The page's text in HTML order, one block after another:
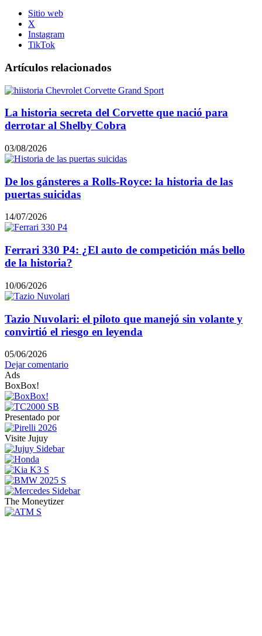
Sitio web
X
Instagram
TikTok
Artículos relacionados
La historia secreta del Corvette que nació para
derrotar al Shelby Cobra
03/08/2026
De los gánsteres a Rolls-Royce: la historia de las
puertas suicidas
14/07/2026
Ferrari 330 P4: ¿El auto de competición más bello
de la historia?
10/06/2026
Tazio Nuvolari: el piloto que manejó sin volante y
convirtió el riesgo en leyenda
05/06/2026
Dejar comentario
Ads
BoxBox!
Presentado por
Visite Jujuy
The Moneytizer